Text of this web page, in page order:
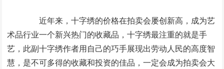
近年来，十字绣的价格在拍卖会屡创新高，成为艺
术品行业一个新兴热门的收藏品，十字绣最注重的就是手
艺，此副十字绣作者用自己的巧手展现出劳动人民的高度智
慧，是不可多得的收藏和投资的佳品，一定会成为拍卖会大